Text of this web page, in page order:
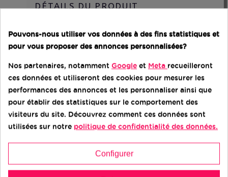
DÉTAILS DU PRODUIT
GRADES ESTHÉTIQUES
Connectivité 5G :
L'Oppo A74 5G est compatible avec les
réseaux 5G, offrant des vitesses de
téléchargement et de navigation Internet
connectivité rapide et fluide.
Performance :
Pouvons-nous utiliser vos données à des fins statistiques et
pour vous proposer des annonces personnalisées?
Nos partenaires, notamment Google et Meta recueilleront
ces données et utiliseront des cookies pour mesurer les
performances des annonces et les personnaliser ainsi que
pour établir des statistiques sur le comportement des
visiteurs du site. Découvrez comment ces données sont
utilisées sur notre politique de confidentialité des données.
Configurer